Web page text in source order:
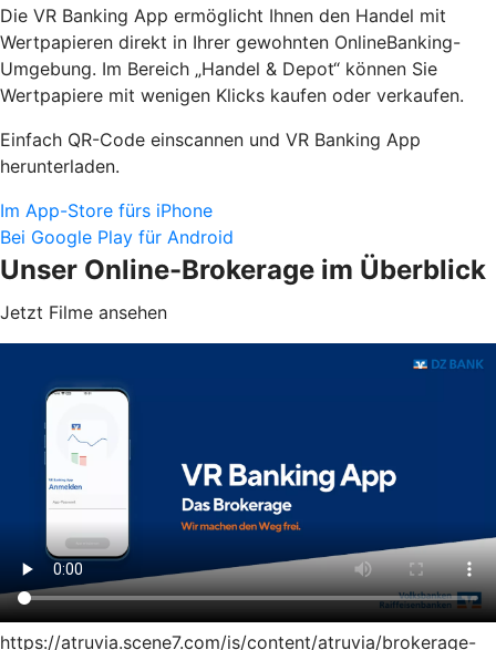
Die VR Banking App ermöglicht Ihnen den Handel mit
Wertpapieren direkt in Ihrer gewohnten OnlineBanking-
Umgebung. Im Bereich „Handel & Depot“ können Sie
Wertpapiere mit wenigen Klicks kaufen oder verkaufen.
Einfach QR-Code einscannen und VR Banking App
herunterladen.
Im App-Store fürs iPhone
Bei Google Play für Android
Unser Online-Brokerage im Überblick
Jetzt Filme ansehen
https://atruvia.scene7.com/is/content/atruvia/brokerage-